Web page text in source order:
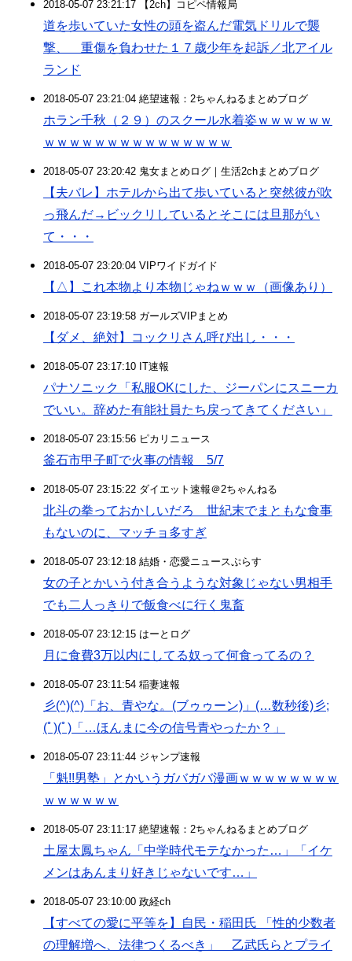
2018-05-07 23:21:17 【2ch】コピペ情報局
道を歩いていた女性の頭を盗んだ電気ドリルで襲
撃、 重傷を負わせた１７歳少年を起訴／北アイル
ランド
2018-05-07 23:21:04 絶望速報：2ちゃんねるまとめブログ
ホラン千秋（２９）のスクール水着姿ｗｗｗｗｗｗ
ｗｗｗｗｗｗｗｗｗｗｗｗｗｗｗ
2018-05-07 23:20:42 鬼女まとめログ｜生活2chまとめブログ
【夫バレ】ホテルから出て歩いていると突然彼が吹
っ飛んだ→ビックリしているとそこには旦那がい
て・・・
2018-05-07 23:20:04 VIPワイドガイド
【△】これ本物より本物じゃねｗｗｗ（画像あり）
2018-05-07 23:19:58 ガールズVIPまとめ
【ダメ、絶対】コックリさん呼び出し・・・
2018-05-07 23:17:10 IT速報
パナソニック「私服OKにした、ジーパンにスニーカ
でいい。辞めた有能社員たち戻ってきてください」
2018-05-07 23:15:56 ピカリニュース
釜石市甲子町で火事の情報 5/7
2018-05-07 23:15:22 ダイエット速報＠2ちゃんねる
北斗の拳っておかしいだろ 世紀末でまともな食事
もないのに、マッチョ多すぎ
2018-05-07 23:12:18 結婚・恋愛ニュースぷらす
女の子とかいう付き合うような対象じゃない男相手
でも二人っきりで飯食べに行く鬼畜
2018-05-07 23:12:15 はーとログ
月に食費3万以内にしてる奴って何食ってるの？
2018-05-07 23:11:54 稲妻速報
彡(^)(^)「お、青やな。(ブゥゥーン)」(…数秒後)彡;
(ﾟ)(ﾟ)「…ほんまに今の信号青やったか？」
2018-05-07 23:11:44 ジャンプ速報
「魁!!男塾」とかいうガバガバ漫画ｗｗｗｗｗｗｗｗ
ｗｗｗｗｗｗ
2018-05-07 23:11:17 絶望速報：2ちゃんねるまとめブログ
土屋太鳳ちゃん「中学時代モテなかった…」「イケ
メンはあんまり好きじゃないです…」
2018-05-07 23:10:00 政経ch
【すべての愛に平等を】自民・稲田氏 「性的少数者
の理解増へ、法律つくるべき」 乙武氏らとプライ